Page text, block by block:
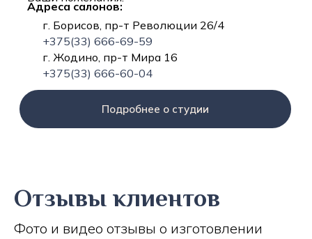
Адреса салонов:
г. Борисов, пр-т Революции 26/4
+375(33) 666-69-59
г. Жодино, пр-т Мира 16
+375(33) 666-60-04
Подробнее о студии
Отзывы клиентов
Фото и видео отзывы о изготовлении